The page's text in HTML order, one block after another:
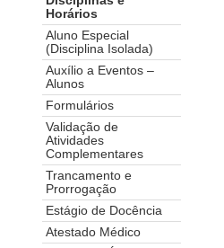
Horários
Aluno Especial
(Disciplina Isolada)
Auxílio a Eventos –
Alunos
Formulários
Validação de
Atividades
Complementares
Trancamento e
Prorrogação
Estágio de Docência
Atestado Médico